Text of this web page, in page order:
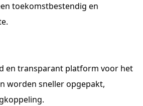
toekomstbestendig en
en transparant platform voor het
worden sneller opgepakt,